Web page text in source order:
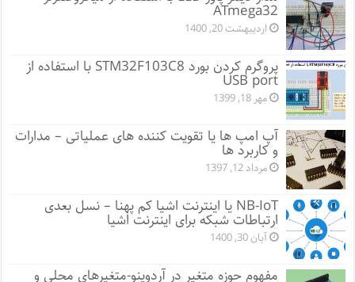
ATmega32
اردیبهشت 20, 1400
پروگرم کردن بورد STM32F103C8 با استفاده از
USB port
مهر 18, 1399
آپ امپ ها یا تقویت کننده های عملیاتی – مدارات
و کاربرد ها
مرداد 12, 1397
NB-IoT یا اینترنت اشیا کم پهنا – نسل بعدی
ارتباطات شبکه برای اینترنت اشیا
آبان 30, 1400
مفهوم حوزه متغیر در آردوینو-متغیرهای محلی و